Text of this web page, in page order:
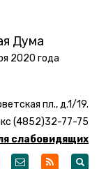
Дума
2020 года
пл., д.1/19.
(4852)32-77-75
слабовидящих